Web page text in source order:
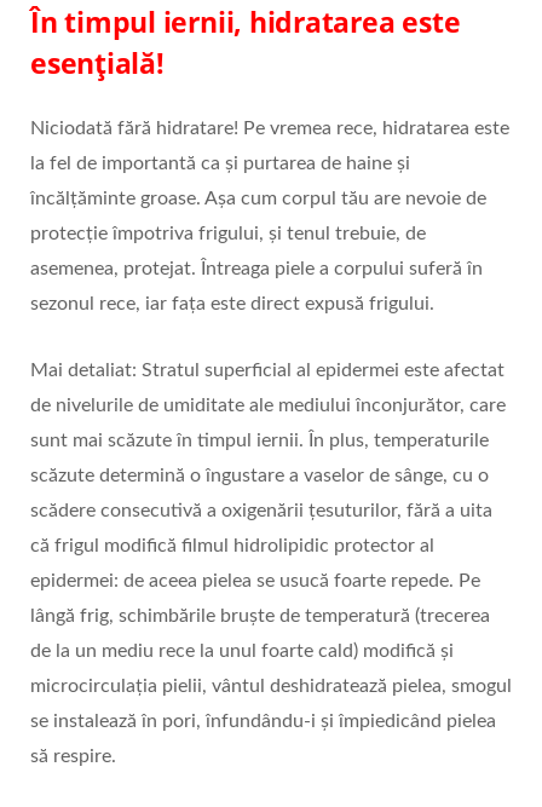
În timpul iernii, hidratarea este
esențială!
Niciodată fără hidratare! Pe vremea rece, hidratarea este
la fel de importantă ca și purtarea de haine și
încălțăminte groase. Așa cum corpul tău are nevoie de
protecție împotriva frigului, și tenul trebuie, de
asemenea, protejat. Întreaga piele a corpului suferă în
sezonul rece, iar fața este direct expusă frigului.
Mai detaliat: Stratul superficial al epidermei este afectat
de nivelurile de umiditate ale mediului înconjurător, care
sunt mai scăzute în timpul iernii. În plus, temperaturile
scăzute determină o îngustare a vaselor de sânge, cu o
scădere consecutivă a oxigenării țesuturilor, fără a uita
că frigul modifică filmul hidrolipidic protector al
epidermei: de aceea pielea se usucă foarte repede. Pe
lângă frig, schimbările bruște de temperatură (trecerea
de la un mediu rece la unul foarte cald) modifică și
microcirculația pielii, vântul deshidratează pielea, smogul
se instalează în pori, înfundându-i și împiedicând pielea
să respire.